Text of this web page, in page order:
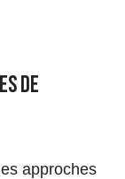
de
approches